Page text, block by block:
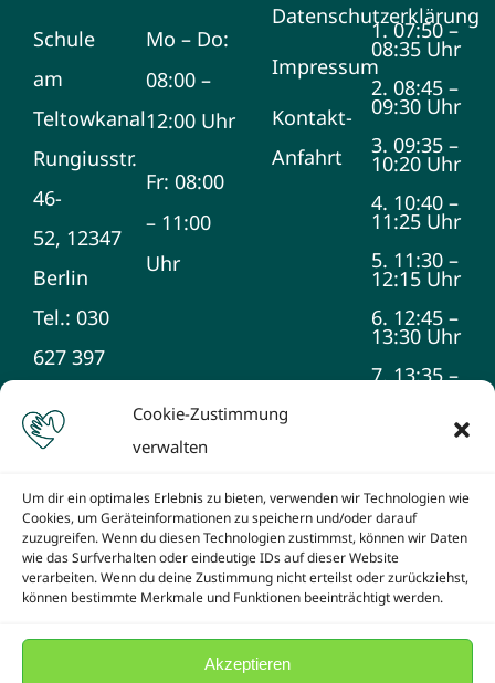
Cookie-Zustimmung
verwalten
Um dir ein optimales Erlebnis zu bieten, verwenden wir Technologien wie
Cookies, um Geräteinformationen zu speichern und/oder darauf
zuzugreifen. Wenn du diesen Technologien zustimmst, können wir Daten
wie das Surfverhalten oder eindeutige IDs auf dieser Website
verarbeiten. Wenn du deine Zustimmung nicht erteilst oder zurückziehst,
können bestimmte Merkmale und Funktionen beeinträchtigt werden.
Akzeptieren
Schule
am
Teltowkanal
Rungiusstr.
46-
52, 12347
Berlin
Tel.: 030
627 397
Mo – Do:
08:00 –
12:00 Uhr
Fr: 08:00
– 11:00
Uhr
Datenschutzerklärung
Impressum
Kontakt-
Anfahrt
1. 07:50 –
08:35 Uhr
2. 08:45 –
09:30 Uhr
3. 09:35 –
10:20 Uhr
4. 10:40 –
11:25 Uhr
5. 11:30 –
12:15 Uhr
6. 12:45 –
13:30 Uhr
7. 13:35 –
8. 14:25 –
9. 15:15 –
16:00 Uhr